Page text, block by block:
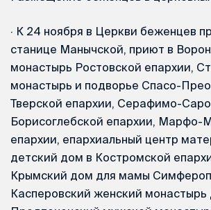
· К 24 ноября в Церкви беженцев
станице Манычской, приют в
монастырь Ростовской епархии,
монастырь и подворье Спасо-
Тверской епархии, Серафимо-
Борисоглебской епархии, Марфо-
епархии, епархиальный центр
детский дом в Костромской
Крымский дом для мамы
Касперовский женский